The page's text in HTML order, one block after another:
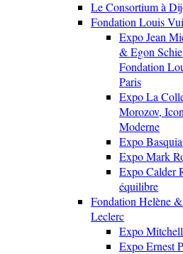
Le Consortium à
Fondation Louis
Expo Jean
& Egon
Fondation
Paris
Expo La
Morozov,
Moderne
Expo
Expo Mark
Expo Calder
équilibre
Fondation Helène
Leclerc
Expo
Expo Ernest